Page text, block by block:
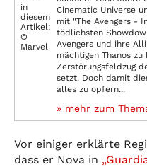
in
diesem
Artikel:
©
Marvel
Cinematic Universe
mit "The Avengers -
tödlichsten
Avengers und ihre
mächtigen Thanos
Zerstörungsfeldzug
setzt. Doch damit
alles zu opfern...
» mehr zum
Vor einiger erklärte
dass er Nova in „